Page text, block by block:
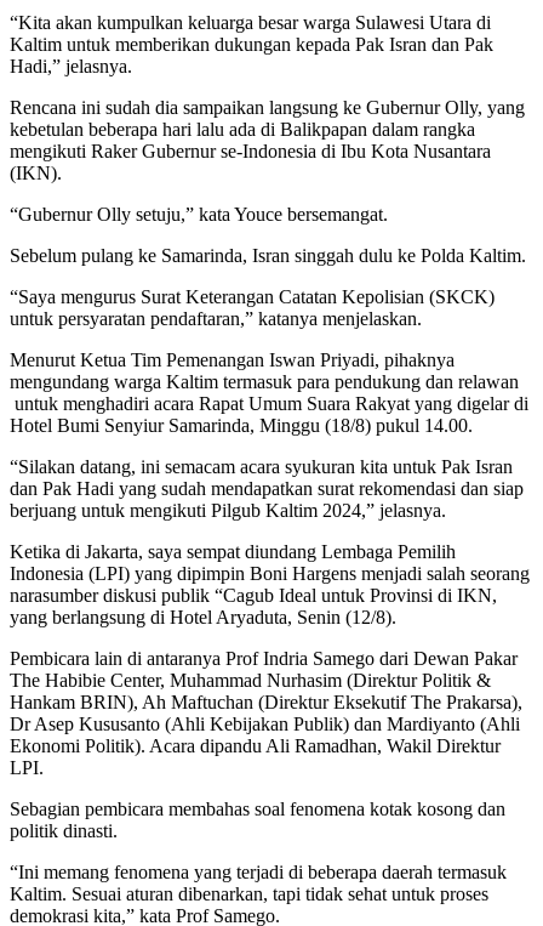
“Kita akan kumpulkan keluarga besar warga Sulawesi Utara di
Kaltim untuk memberikan dukungan kepada Pak Isran dan Pak
Hadi,” jelasnya.
Rencana ini sudah dia sampaikan langsung ke Gubernur Olly, yang
kebetulan beberapa hari lalu ada di Balikpapan dalam rangka
mengikuti Raker Gubernur se-Indonesia di Ibu Kota Nusantara
(IKN).
“Gubernur Olly setuju,” kata Youce bersemangat.
Sebelum pulang ke Samarinda, Isran singgah dulu ke Polda Kaltim.
“Saya mengurus Surat Keterangan Catatan Kepolisian (SKCK)
untuk persyaratan pendaftaran,” katanya menjelaskan.
Menurut Ketua Tim Pemenangan Iswan Priyadi, pihaknya
mengundang warga Kaltim termasuk para pendukung dan relawan
untuk menghadiri acara Rapat Umum Suara Rakyat yang digelar di
Hotel Bumi Senyiur Samarinda, Minggu (18/8) pukul 14.00.
“Silakan datang, ini semacam acara syukuran kita untuk Pak Isran
dan Pak Hadi yang sudah mendapatkan surat rekomendasi dan siap
berjuang untuk mengikuti Pilgub Kaltim 2024,” jelasnya.
Ketika di Jakarta, saya sempat diundang Lembaga Pemilih
Indonesia (LPI) yang dipimpin Boni Hargens menjadi salah seorang
narasumber diskusi publik “Cagub Ideal untuk Provinsi di IKN,
yang berlangsung di Hotel Aryaduta, Senin (12/8).
Pembicara lain di antaranya Prof Indria Samego dari Dewan Pakar
The Habibie Center, Muhammad Nurhasim (Direktur Politik &
Hankam BRIN), Ah Maftuchan (Direktur Eksekutif The Prakarsa),
Dr Asep Kususanto (Ahli Kebijakan Publik) dan Mardiyanto (Ahli
Ekonomi Politik). Acara dipandu Ali Ramadhan, Wakil Direktur
LPI.
Sebagian pembicara membahas soal fenomena kotak kosong dan
politik dinasti.
“Ini memang fenomena yang terjadi di beberapa daerah termasuk
Kaltim. Sesuai aturan dibenarkan, tapi tidak sehat untuk proses
demokrasi kita,” kata Prof Samego.